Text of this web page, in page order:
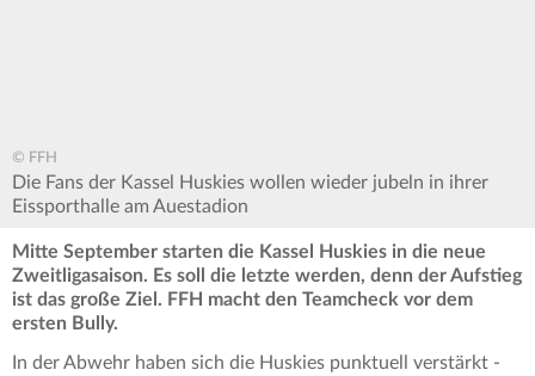
© FFH
Die Fans der Kassel Huskies wollen wieder jubeln in ihrer
Eissporthalle am Auestadion
Mitte September starten die Kassel Huskies in die neue
Zweitligasaison. Es soll die letzte werden, denn der Aufstieg
ist das große Ziel. FFH macht den Teamcheck vor dem
ersten Bully.
In der Abwehr haben sich die Huskies punktuell verstärkt -